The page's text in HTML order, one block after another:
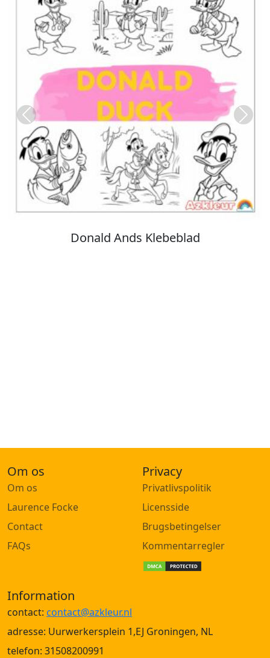
Stitch Farvelægning
Previous Next
Om os
Om os
Laurence Focke
Contact
FAQs
Privacy
Privatlivspolitik
Licensside
Brugsbetingelser
Kommentarregler
Information
contact: contact@azkleur.nl
adresse: Uurwerkersplein 1,EJ Groningen, NL
telefon: 31508200991